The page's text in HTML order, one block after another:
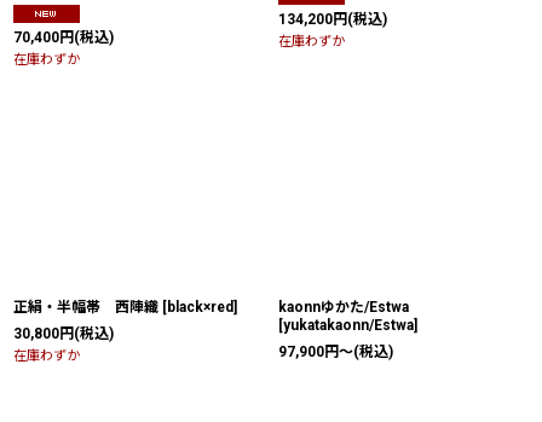
70,400円 (税込)
在庫わずか
134,200円 (税込)
在庫わずか
正絹・半幅帯 西陣織 [black×red]
30,800円 (税込)
在庫わずか
kaonnゆかた/Estwa
[yukatakaonn/Estwa]
97,900円～(税込)